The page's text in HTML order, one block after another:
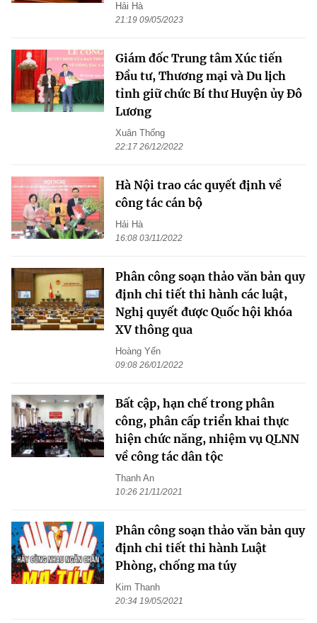
Hải Hà
21:19 09/05/2023
Giám đốc Trung tâm Xúc tiến
Đầu tư, Thương mại và Du lịch
tỉnh giữ chức Bí thư Huyện ủy Đô
Lương
Xuân Thống
22:17 26/12/2022
Hà Nội trao các quyết định về
công tác cán bộ
Hải Hà
16:08 03/11/2022
Phân công soạn thảo văn bản quy
định chi tiết thi hành các luật,
Nghị quyết được Quốc hội khóa
XV thông qua
Hoàng Yến
09:08 26/01/2022
Bất cập, hạn chế trong phân
công, phân cấp triển khai thực
hiện chức năng, nhiệm vụ QLNN
về công tác dân tộc
Thanh An
10:26 21/11/2021
Phân công soạn thảo văn bản quy
định chi tiết thi hành Luật
Phòng, chống ma túy
Kim Thanh
20:34 19/05/2021